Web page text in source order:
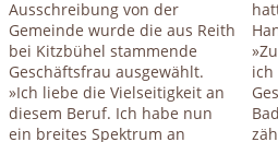
Ausschreibung von der
Gemeinde wurde die aus Reith
bei Kitzbühel stammende
Geschäftsfrau ausgewählt.
»Ich liebe die Vielseitigkeit an
diesem Beruf. Ich habe nun
ein breites Spektrum an
hatte sie die Prokura in einem
Handwerksbetrieb über.
»Zudem freue ich mich, dass
ich Kontakt zu Mitarbeitern,
Geschäftspartnern und
Badbesuchern habe. Für mich
zählt die menschliche